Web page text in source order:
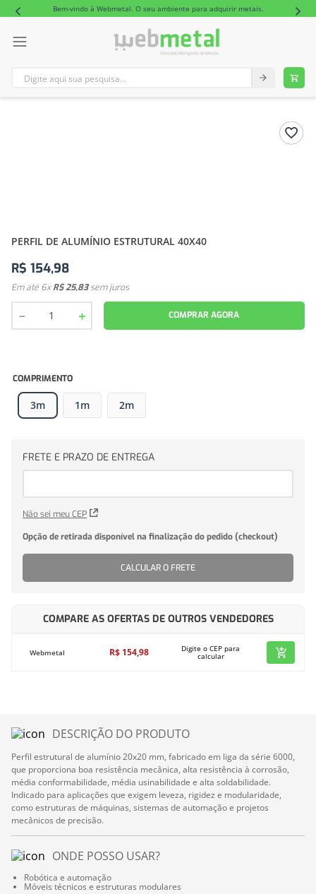
Bem-vindo à Webmetal. O seu ambiente para adquirir metais.
Digite aqui sua pesquisa...
PERFIL DE ALUMÍNIO ESTRUTURAL 40X40
R$ 154,98
Em até 6xR$25,83sem juros
＋
－ COMPRAR AGORA
COMPRIMENTO
3m 1m 2m
Não sei meu CEP
CALCULAR O FRETE
COMPARE AS OFERTAS DE OUTROS VENDEDORES
Webmetal R$ 154,98 Digite o CEP para
calcular
DESCRIÇÃO DO PRODUTO
Perfil estrutural de alumínio 20x20 mm, fabricado em liga da série 6000,
que proporciona boa resistência mecânica, alta resistência à corrosão,
média conformabilidade, média usinabilidade e alta soldabilidade.
Indicado para aplicações que exigem leveza, rigidez e modularidade,
como estruturas de máquinas, sistemas de automação e projetos
mecânicos de precisão.
ONDE POSSO USAR?
Robótica e automação
Móveis técnicos e estruturas modulares